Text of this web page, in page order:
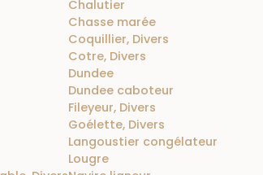
Chalutier
Chasse marée
Coquillier, Divers
Cotre, Divers
Dundee
Dundee caboteur
Fileyeur, Divers
Goélette, Divers
Langoustier congélateur
Lougre